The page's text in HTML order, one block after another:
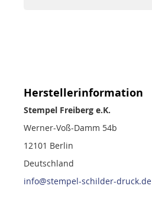
Herstellerinformation
Stempel Freiberg e.K.
Werner-Voß-Damm 54b
12101 Berlin
Deutschland
info@stempel-schilder-druck.de